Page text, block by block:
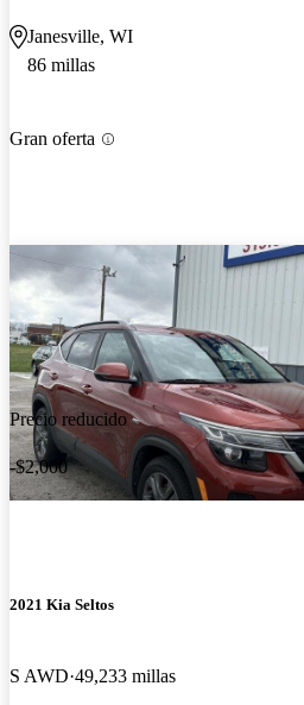
Janesville, WI
86 millas
Gran oferta
Precio reducido
-$2,000
2021 Kia Seltos
S AWD 49,233 millas